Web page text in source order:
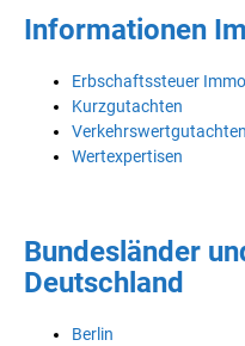
Informationen
Erbschaftssteuer
Kurzgutachten
Verkehrswertgutachten
Wertexpertisen
Bundesländer
Deutschland
Berlin